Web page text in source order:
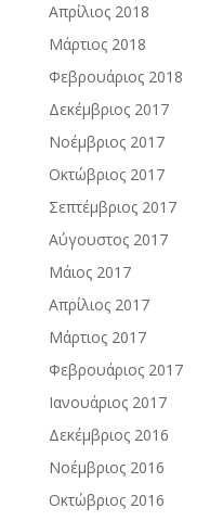
Απρίλιος 2018
Μάρτιος 2018
Φεβρουάριος 2018
Δεκέμβριος 2017
Νοέμβριος 2017
Οκτώβριος 2017
Σεπτέμβριος 2017
Αύγουστος 2017
Μάιος 2017
Απρίλιος 2017
Μάρτιος 2017
Φεβρουάριος 2017
Ιανουάριος 2017
Δεκέμβριος 2016
Νοέμβριος 2016
Οκτώβριος 2016